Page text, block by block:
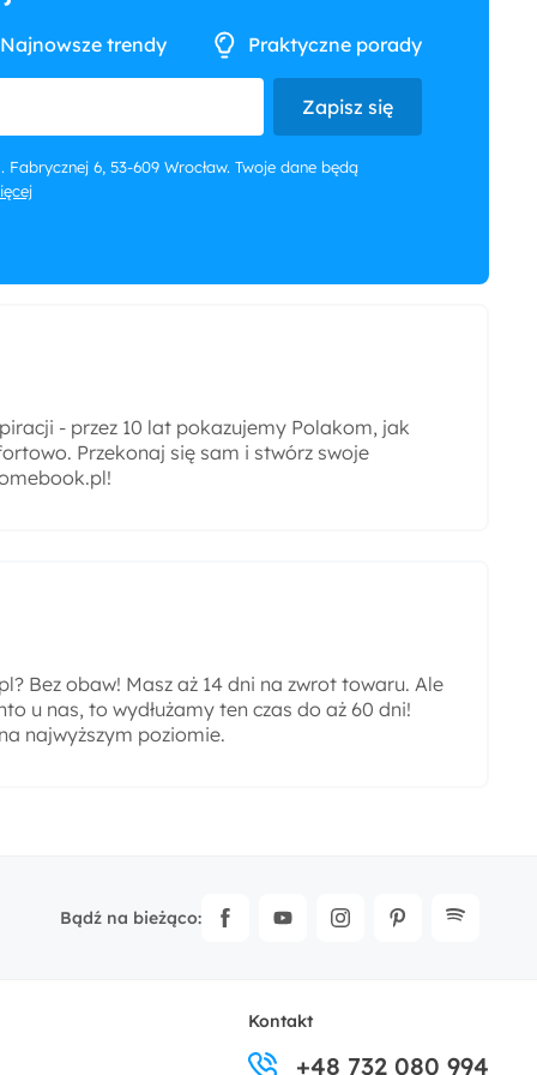
Najnowsze trendy Praktyczne porady
Zapisz się
6, 53-609 Wrocław. Twoje dane będą
- przez 10 lat pokazujemy Polakom, jak
Przekonaj się sam i stwórz swoje
Bez obaw! Masz aż 14 dni na zwrot towaru. Ale
u nas, to wydłużamy ten czas do aż 60 dni!
najwyższym poziomie.
Bądź na bieżąco:
Kontakt
+48 732 080 994